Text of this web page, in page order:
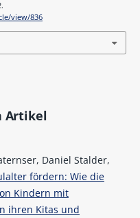
view/836
Artikel
Daniel Stalder,
fördern: Wie die
Kindern mit
ihren Kitas und